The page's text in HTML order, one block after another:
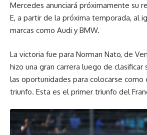
Mercedes anunciará próximamente su
E, a partir de la próxima temporada, al
marcas como Audi y BMW.
La victoria fue para Norman Nato, de
hizo una gran carrera luego de
las oportunidades para colocarse
triunfo. Esta es el primer triunfo del